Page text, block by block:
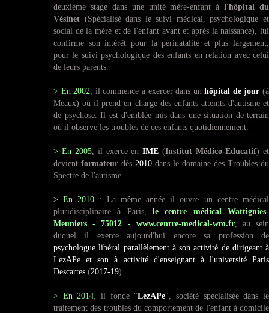
deuxième stage dans une unité mère-enfant àl'hôpital du
Vésinet (Spécialisé dans le suivi médical, psychologique et
social de la mère et de l'enfant avant et après la naissance), lui
confirme son intérêt pour la périnatalité et plus largement,
pour le suivi psychologique des enfants en relation avec celui
de leurs parents.
> En 2002, il commence à exercerdans un hôpital de jour (à
Meaux) où il prend en charge des enfants atteints d'autisme et
de psychose. Il est d'emblée mis dans une situation de terrain
où il observe les troubles de ces enfants quotidiennement.
> En 2005, il exerce enIME (Institut Médico-Educatif) et
devient formateur dès 2010 dans le domaine des Troubles du
Spectre de l'autisme.
> En2010
: La même année il ouvre un centre médical
pluridisciplinaire à Paris, le centre médical Wattignies-
Meuniers - 75012 - www.centre-medical-wm.fr, au sein
duquel il exerce aujourd'hui encore sa profession de
psychologue libéral parallèlement à son activité de dirigeant à
LezAPe et son à activité d'enseignant à l'université Paris
Descartes (2017-19).
> En 2014, il fonde "LezAPe", société spécialisée dans le
traitement des troubles du comportement de l'enfant à domicile